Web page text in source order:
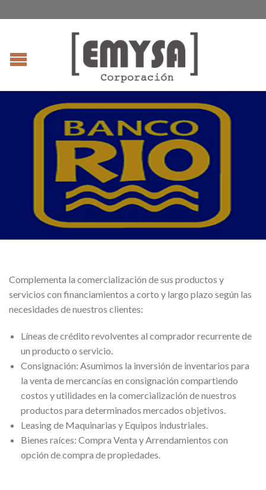
Complementa la comercialización de sus productos y
servicios con financiamientos a corto y largo plazo según las
necesidades de nuestros clientes:
Líneas de crédito revolventes al comprador recurrente de
un producto o servicio.
Consignación: Asumimos la inversión de inventarios para
la venta de mercancías en consignación compartiendo
costos y utilidades en la comercialización de nuestros
productos para determinados mercados objetivos.
Leasing de Maquinarias y Equipos industriales.
Bienes raíces: Compra Venta y Arrendamientos con
opción de compra de propiedades.